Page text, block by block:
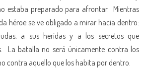
estaba preparado para afrontar. ​ Mientras
héroe se ve obligado a mirar hacia dentro:
a sus heridas y a los secretos que
La batalla no será únicamente contra los
contra aquello que los habita por dentro.